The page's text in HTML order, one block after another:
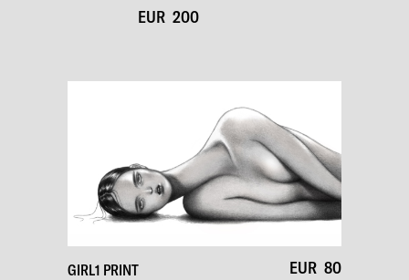
EUR 200
GIRL1 PRINT EUR 80